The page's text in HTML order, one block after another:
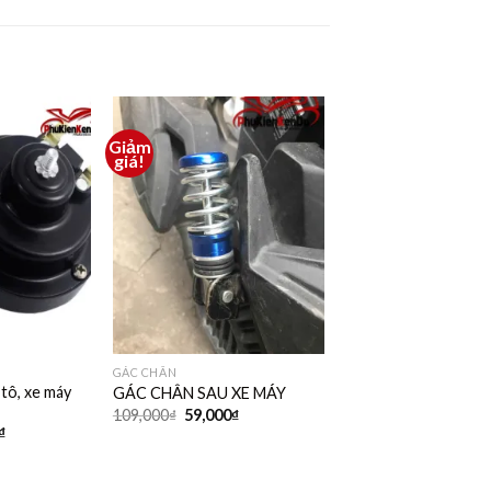
Thêm
vào
yêu
thích
xe máy
Giảm
giá!
Thêm
vào
GÁC CHÂN
GÁC CHÂN SAU XE MÁY
109,000₫ 59,000₫